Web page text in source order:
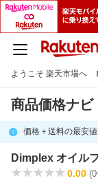
ようこそ 楽天市場へ
商品価格ナビ
価格＋送料の最安値
Dimplex オイル
0.00